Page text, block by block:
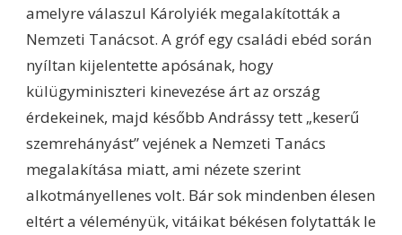
amelyre válaszul Károlyiék megalakították a
Nemzeti Tanácsot. A gróf egy családi ebéd során
nyíltan kijelentette apósának, hogy
külügyminiszteri kinevezése árt az ország
érdekeinek, majd később Andrássy tett „keserű
szemrehányást” vejének a Nemzeti Tanács
megalakítása miatt, ami nézete szerint
alkotmányellenes volt. Bár sok mindenben élesen
eltért a véleményük, vitáikat békésen folytatták le